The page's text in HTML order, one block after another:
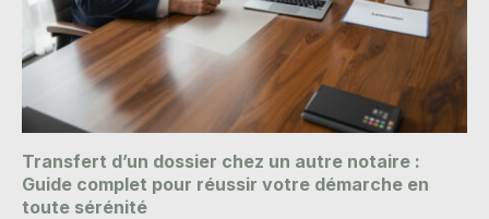
Transfert d’un dossier chez un autre notaire :
Guide complet pour réussir votre démarche en
toute sérénité